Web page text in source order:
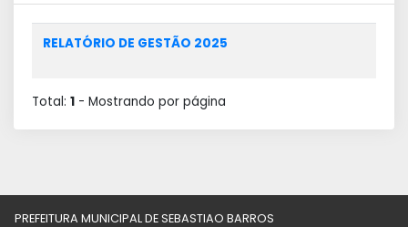
RELATÓRIO DE GESTÃO 2025
Total: 1 - Mostrando por página
PREFEITURA MUNICIPAL DE SEBASTIAO BARROS